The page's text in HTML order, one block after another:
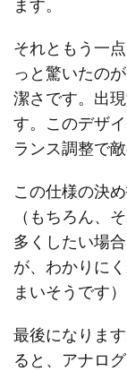
ます。
それともう一
っと驚いたの
潔さです。出
す。このデザ
ランス調整で
この仕様の決
（もちろん、
多くしたい場
が、わかりに
まいそうです）
最後になりま
ると、アナロ